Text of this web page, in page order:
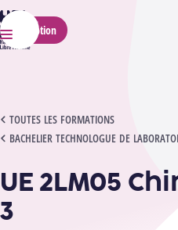
HELMo
Menu
Inscription
TOUTES LES FORMATIONS
BACHELIER TECHNOLOGUE DE
UE 2LM05 CHIMIE CLINIQUE 3
UE 2LM05
3